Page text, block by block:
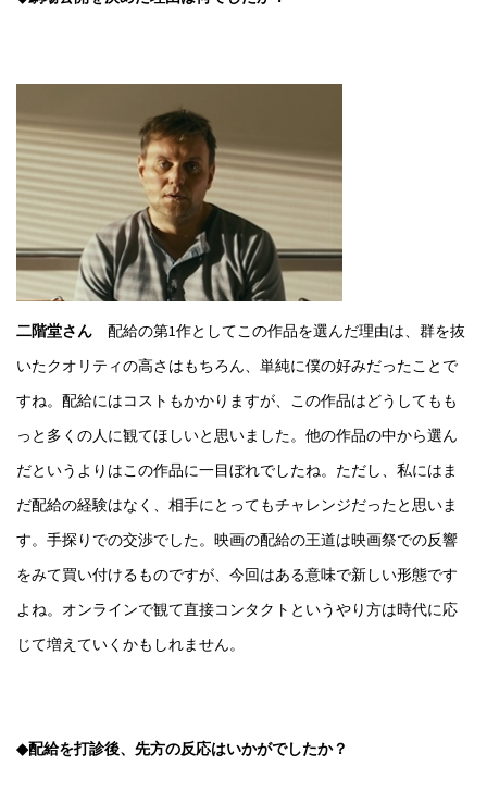
二階堂さん 配給の第1作としてこの作品を選んだ理由は、群を抜
いたクオリティの高さはもちろん、単純に僕の好みだったことで
すね。配給にはコストもかかりますが、この作品はどうしてもも
っと多くの人に観てほしいと思いました。他の作品の中から選ん
だというよりはこの作品に一目ぼれでしたね。ただし、私にはま
だ配給の経験はなく、相手にとってもチャレンジだったと思いま
す。手探りでの交渉でした。映画の配給の王道は映画祭での反響
をみて買い付けるものですが、今回はある意味で新しい形態です
よね。オンラインで観て直接コンタクトというやり方は時代に応
じて増えていくかもしれません。
◆配給を打診後、先方の反応はいかがでしたか？